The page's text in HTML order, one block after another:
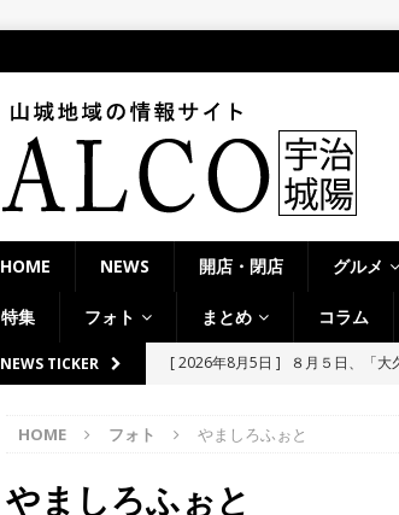
HOME NEWS 開店・閉店 グルメ
特集 フォト まとめ コラム
NEWS TICKER [ 2026年8月5日 ]
８月５日、「
餅しぐれ」に舌鼓！【京都府八幡
ーメン京都一」「ばんから」など
HOME フォト やましろふぉと
やましろふぉと